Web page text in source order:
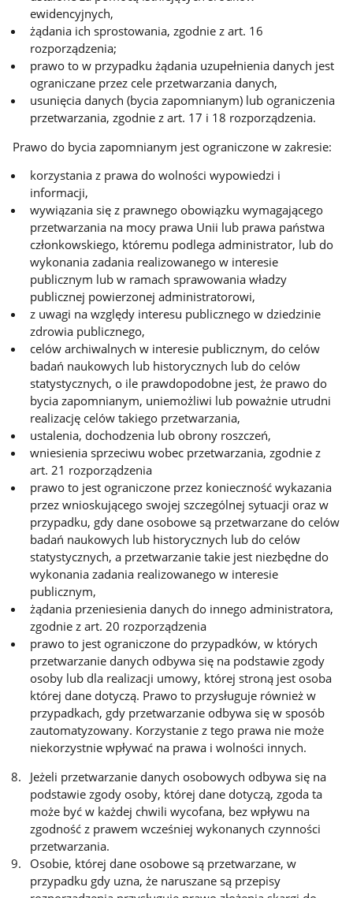
ewidencyjnych,
żądania ich sprostowania, zgodnie z art. 16
rozporządzenia;
prawo to w przypadku żądania uzupełnienia danych jest
ograniczane przez cele przetwarzania danych,
usunięcia danych (bycia zapomnianym) lub ograniczenia
przetwarzania, zgodnie z art. 17 i 18 rozporządzenia.
Prawo do bycia zapomnianym jest ograniczone w zakresie:
korzystania z prawa do wolności wypowiedzi i
informacji,
wywiązania się z prawnego obowiązku wymagającego
przetwarzania na mocy prawa Unii lub prawa państwa
członkowskiego, któremu podlega administrator, lub do
wykonania zadania realizowanego w interesie
publicznym lub w ramach sprawowania władzy
publicznej powierzonej administratorowi,
z uwagi na względy interesu publicznego w dziedzinie
zdrowia publicznego,
celów archiwalnych w interesie publicznym, do celów
badań naukowych lub historycznych lub do celów
statystycznych, o ile prawdopodobne jest, że prawo do
bycia zapomnianym, uniemożliwi lub poważnie utrudni
realizację celów takiego przetwarzania,
ustalenia, dochodzenia lub obrony roszczeń,
wniesienia sprzeciwu wobec przetwarzania, zgodnie z
art. 21 rozporządzenia
prawo to jest ograniczone przez konieczność wykazania
przez wnioskującego swojej szczególnej sytuacji oraz w
przypadku, gdy dane osobowe są przetwarzane do celów
badań naukowych lub historycznych lub do celów
statystycznych, a przetwarzanie takie jest niezbędne do
wykonania zadania realizowanego w interesie
publicznym,
żądania przeniesienia danych do innego administratora,
zgodnie z art. 20 rozporządzenia
prawo to jest ograniczone do przypadków, w których
przetwarzanie danych odbywa się na podstawie zgody
osoby lub dla realizacji umowy, której stroną jest osoba
której dane dotyczą. Prawo to przysługuje również w
przypadkach, gdy przetwarzanie odbywa się w sposób
zautomatyzowany. Korzystanie z tego prawa nie może
niekorzystnie wpływać na prawa i wolności innych.
Jeżeli przetwarzanie danych osobowych odbywa się na
podstawie zgody osoby, której dane dotyczą, zgoda ta
może być w każdej chwili wycofana, bez wpływu na
zgodność z prawem wcześniej wykonanych czynności
przetwarzania.
Osobie, której dane osobowe są przetwarzane, w
przypadku gdy uzna, że naruszane są przepisy